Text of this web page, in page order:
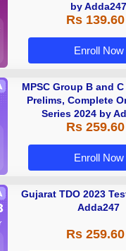
by Adda247
Rs 139.60
Enroll Now
MPSC Group B and
Prelims, Complete
Series 2024 by
Rs 259.60
Enroll Now
Gujarat TDO 2023
Adda247
Rs 259.60